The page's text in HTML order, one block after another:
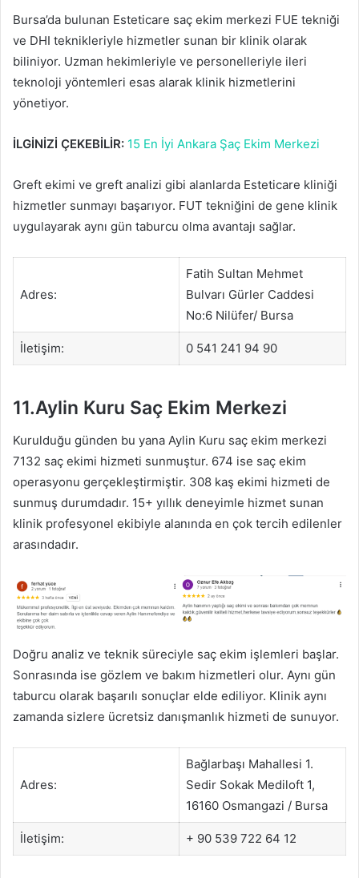
Bursa’da bulunan Esteticare saç ekim merkezi FUE tekniği
ve DHI teknikleriyle hizmetler sunan bir klinik olarak
biliniyor. Uzman hekimleriyle ve personelleriyle ileri
teknoloji yöntemleri esas alarak klinik hizmetlerini
yönetiyor.
İLGİNİZİ ÇEKEBİLİR: 15 En İyi Ankara Şaç Ekim Merkezi
Greft ekimi ve greft analizi gibi alanlarda Esteticare kliniği
hizmetler sunmayı başarıyor. FUT tekniğini de gene klinik
uygulayarak aynı gün taburcu olma avantajı sağlar.
Adres:
Fatih Sultan Mehmet
Bulvarı Gürler Caddesi
No:6 Nilüfer/ Bursa
İletişim: 0 541 241 94 90
11.Aylin Kuru Saç Ekim Merkezi
Kurulduğu günden bu yana Aylin Kuru saç ekim merkezi
7132 saç ekimi hizmeti sunmuştur. 674 ise saç ekim
operasyonu gerçekleştirmiştir. 308 kaş ekimi hizmeti de
sunmuş durumdadır. 15+ yıllık deneyimle hizmet sunan
klinik profesyonel ekibiyle alanında en çok tercih edilenler
arasındadır.
Doğru analiz ve teknik süreciyle saç ekim işlemleri başlar.
Sonrasında ise gözlem ve bakım hizmetleri olur. Aynı gün
taburcu olarak başarılı sonuçlar elde ediliyor. Klinik aynı
zamanda sizlere ücretsiz danışmanlık hizmeti de sunuyor.
Adres:
Bağlarbaşı Mahallesi 1.
Sedir Sokak Mediloft 1,
16160 Osmangazi / Bursa
İletişim: + 90 539 722 64 12